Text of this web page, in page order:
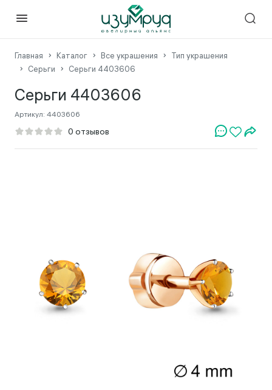
Главная Каталог Все украшения
Тип украшения
Серьги
Серьги 4403606
Серьги 4403606
Артикул: 4403606